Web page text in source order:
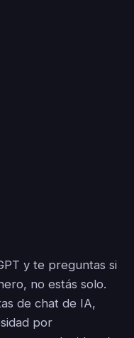
y te preguntas si
no estás solo.
de chat de IA,
por